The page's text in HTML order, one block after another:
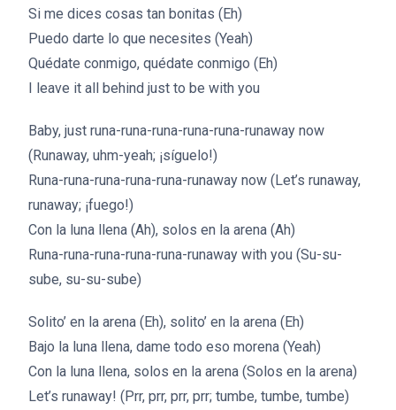
Si me dices cosas tan bonitas (Eh)
Puedo darte lo que necesites (Yeah)
Quédate conmigo, quédate conmigo (Eh)
I leave it all behind just to be with you
Baby, just runa-runa-runa-runa-runa-runaway now
(Runaway, uhm-yeah; ¡síguelo!)
Runa-runa-runa-runa-runa-runaway now (Let’s runaway,
runaway; ¡fuego!)
Con la luna llena (Ah), solos en la arena (Ah)
Runa-runa-runa-runa-runa-runaway with you (Su-su-
sube, su-su-sube)
Solito’ en la arena (Eh), solito’ en la arena (Eh)
Bajo la luna llena, dame todo eso morena (Yeah)
Con la luna llena, solos en la arena (Solos en la arena)
Let’s runaway! (Prr, prr, prr, prr; tumbe, tumbe, tumbe)